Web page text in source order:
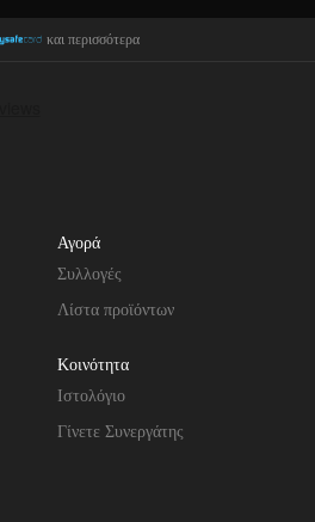
και περισσότερα
Αγορά
Συλλογές
Λίστα προϊόντων
Κοινότητα
Ιστολόγιο
Γίνετε Συνεργάτης